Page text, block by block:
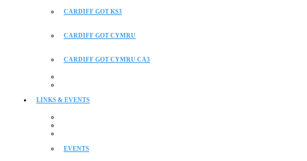
CARDIFF GOT KS3
CARDIFF GOT CYMRU
CARDIFF GOT CYMRU CA3
LINKS & EVENTS
EVENTS